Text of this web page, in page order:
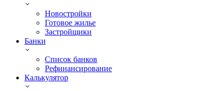
Новостройки
Готовое жилье
Застройщики
Банки
Список банков
Рефинансирование
Калькулятор